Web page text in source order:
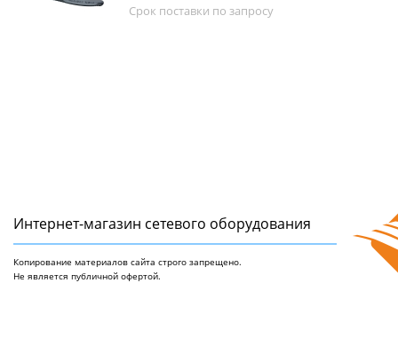
Срок поставки по запросу
Интернет-магазин сетeвого оборудования
Копирование материалов сайта строго запрещено.
Не является публичной офертой.